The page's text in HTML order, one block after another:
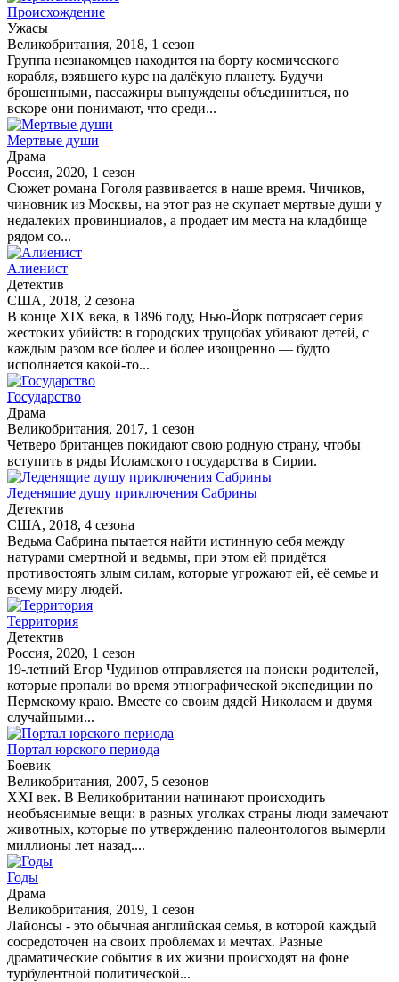
Происхождение
Ужасы
Великобритания, 2018, 1 сезон
Группа незнакомцев находится на борту космического
корабля, взявшего курс на далёкую планету. Будучи
брошенными, пассажиры вынуждены объединиться, но
вскоре они понимают, что среди...
Мертвые души
Драма
Россия, 2020, 1 сезон
Сюжет романа Гоголя развивается в наше время. Чичиков,
чиновник из Москвы, на этот раз не скупает мертвые души у
недалеких провинциалов, а продает им места на кладбище
рядом со...
Алиенист
Детектив
США, 2018, 2 сезона
В конце XIX века, в 1896 году, Нью-Йорк потрясает серия
жестоких убийств: в городских трущобах убивают детей, с
каждым разом все более и более изощренно — будто
исполняется какой-то...
Государство
Драма
Великобритания, 2017, 1 сезон
Четверо британцев покидают свою родную страну, чтобы
вступить в ряды Исламского государства в Сирии.
Леденящие душу приключения Сабрины
Детектив
США, 2018, 4 сезона
Ведьма Сабрина пытается найти истинную себя между
натурами смертной и ведьмы, при этом ей придётся
противостоять злым силам, которые угрожают ей, её семье и
всему миру людей.
Территория
Детектив
Россия, 2020, 1 сезон
19-летний Егор Чудинов отправляется на поиски родителей,
которые пропали во время этнографической экспедиции по
Пермскому краю. Вместе со своим дядей Николаем и двумя
случайными...
Портал юрского периода
Боевик
Великобритания, 2007, 5 сезонов
XXI век. В Великобритании начинают происходить
необъяснимые вещи: в разных уголках страны люди замечают
животных, которые по утверждению палеонтологов вымерли
миллионы лет назад....
Годы
Драма
Великобритания, 2019, 1 сезон
Лайонсы - это обычная английская семья, в которой каждый
сосредоточен на своих проблемах и мечтах. Разные
драматические события в их жизни происходят на фоне
турбулентной политической...